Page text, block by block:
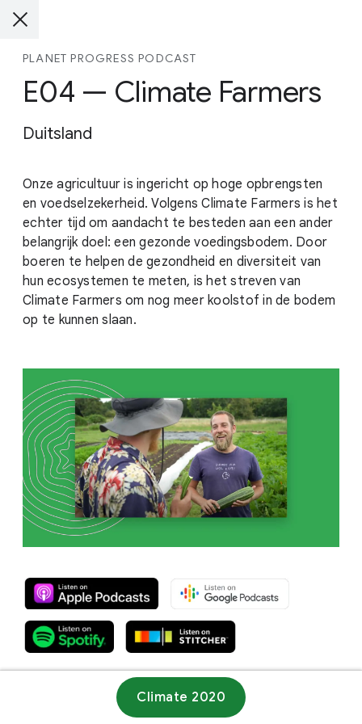
PLANET PROGRESS PODCAST
E04 — Climate Farmers
Duitsland
Onze agricultuur is ingericht op hoge opbrengsten
en voedselzekerheid. Volgens Climate Farmers is het
echter tijd om aandacht te besteden aan een ander
belangrijk doel: een gezonde voedingsbodem. Door
boeren te helpen de gezondheid en diversiteit van
hun ecosystemen te meten, is het streven van
Climate Farmers om nog meer koolstof in de bodem
op te kunnen slaan.
Climate 2020